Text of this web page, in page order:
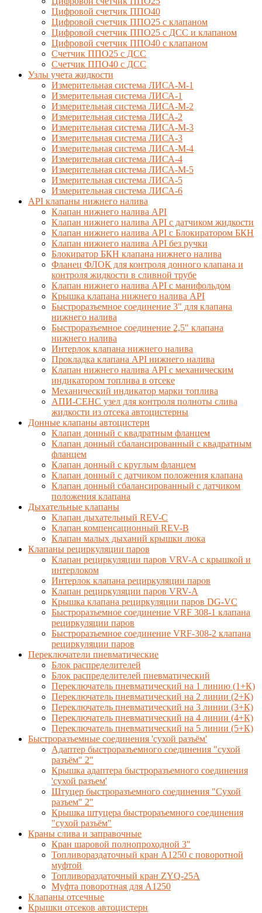
Цифровой счетчик ППО40
Цифровой счетчик ППО25 с клапаном
Цифровой счетчик ППО25 с ДСС и клапаном
Цифровой счетчик ППО40 с клапаном
Счетчик ППО25 с ДСС
Счетчик ППО40 с ДСС
Узлы учета жидкости
Измерительная система ЛИСА-М-1
Измерительная система ЛИСА-1
Измерительная система ЛИСА-М-2
Измерительная система ЛИСА-2
Измерительная система ЛИСА-М-3
Измерительная система ЛИСА-3
Измерительная система ЛИСА-М-4
Измерительная система ЛИСА-4
Измерительная система ЛИСА-М-5
Измерительная система ЛИСА-5
Измерительная система ЛИСА-6
API клапаны нижнего налива
Клапан нижнего налива API
Клапан нижнего налива API с датчиком жидкости
Клапан нижнего налива API с Блокиратором БКН
Клапан нижнего налива API без ручки
Блокиратор БКН клапана нижнего налива
Фланец ФЛОК для контроля донного клапана и
контроля жидкости в сливной трубе
Клапан нижнего налива API с манифольдом
Крышка клапана нижнего налива API
Быстроразъемное соединение 3" для клапана
нижнего налива
Быстроразъемное соединение 2,5" клапана
нижнего налива
Интерлок клапана нижнего налива
Прокладка клапана API нижнего налива
Клапан нижнего налива API с механическим
индикатором топлива в отсеке
Механический индикатор марки топлива
АПИ-СЕНС узел для контроля полноты слива
жидкости из отсека автоцистерны
Донные клапаны автоцистерн
Клапан донный с квадратным фланцем
Клапан донный сбалансированный с квадратным
фланцем
Клапан донный с круглым фланцем
Клапан донный с датчиком положения клапана
Клапан донный сбалансированный с датчиком
положения клапана
Дыхательные клапаны
Клапан дыхательный REV-C
Клапан компенсационный REV-B
Клапан малых дыханий крышки люка
Клапаны рециркуляции паров
Клапан рециркуляции паров VRV-A с крышкой и
интерлоком
Интерлок клапана рециркуляции паров
Клапан рециркуляции паров VRV-A
Крышка клапана рециркуляции паров DG-VC
Быстроразъемное соединение VRF 308-1 клапана
рециркуляции паров
Быстроразъемное соединение VRF-308-2 клапана
рециркуляции паров
Переключатели пневматические
Блок распределителей
Блок распределителей пневматический
Переключатель пневматический на 1 линию (1+К)
Переключатель пневматический на 2 линии (2+К)
Переключатель пневматический на 3 линии (3+К)
Переключатель пневматический на 4 линии (4+К)
Переключатель пневматический на 5 линии (5+К)
Быстроразъемные соединения 'сухой разъём'
Адаптер быстроразъемного соединения "сухой
разъём" 2"
Крышка адаптера быстроразъемного соединения
'сухой разъем'
Штуцер быстроразъемного соединения "Сухой
разъем" 2"
Крышка штуцера быстрораъемного соединения
"сухой разъём"
Краны слива и заправочные
Кран шаровой полнопроходной 3"
Топливораздаточный кран A1250 с поворотной
муфтой
Топливораздаточный кран ZYQ-25A
Муфта поворотная для А1250
Клапаны отсечные
Крышки отсеков автоцистерн